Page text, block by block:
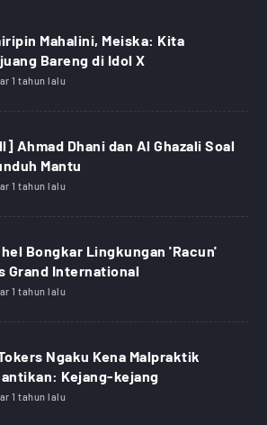
Mahalini, Meiska: Kita
Bareng di Idol X
1 tahun lalu
Ahmad Dhani dan Al Ghazali Soal
Mantu
1 tahun lalu
Bongkar Lingkungan 'Racun'
Grand International
1 tahun lalu
Ngaku Kena Malpraktik
Kejang-kejang
1 tahun lalu